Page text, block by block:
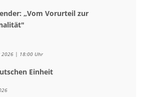
„Vom Vorurteil zur
2026 18:00 Uhr
Einheit